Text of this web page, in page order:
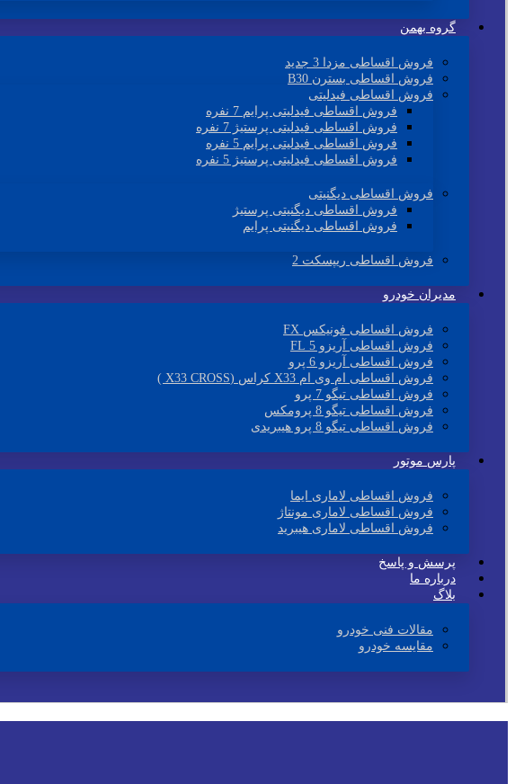
گروه بهمن
فروش اقساطی مزدا 3 جدید
فروش اقساطی بسترن B30
فروش اقساطی فیدلیتی
فروش اقساطی فیدلیتی پرایم 7 نفره
فروش اقساطی فیدلیتی پرستیژ 7 نفره
فروش اقساطی فیدلیتی پرایم 5 نفره
فروش اقساطی فیدلیتی پرستیژ 5 نفره
فروش اقساطی دیگنیتی
فروش اقساطی دیگنیتی پرستیژ
فروش اقساطی دیگنیتی پرایم
فروش اقساطی ریپسکت 2
مدیران خودرو
فروش اقساطی فونیکس FX
فروش اقساطی آریزو 5 FL
فروش اقساطی آریزو 6 پرو
فروش اقساطی ام وی ام X33 کراس (X33 CROSS )
فروش اقساطی تیگو 7 پرو
فروش اقساطی تیگو 8 پرومکس
فروش اقساطی تیگو 8 پرو هیبریدی
پارس موتور
فروش اقساطی لاماری ایما
فروش اقساطی لاماری مونتاژ
فروش اقساطی لاماری هیبرید
پرسش و پاسخ
درباره ما
بلاگ
مقالات فنی خودرو
مقایسه خودرو